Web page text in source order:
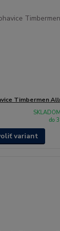
Timbermen
do
variant